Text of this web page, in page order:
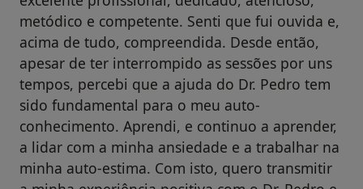
metódico e competente. Senti que fui ouvida e,
acima de tudo, compreendida. Desde então,
apesar de ter interrompido as sessões por uns
tempos, percebi que a ajuda do Dr. Pedro tem
sido fundamental para o meu auto-
conhecimento. Aprendi, e continuo a aprender,
a lidar com a minha ansiedade e a trabalhar na
minha auto-estima. Com isto, quero transmitir